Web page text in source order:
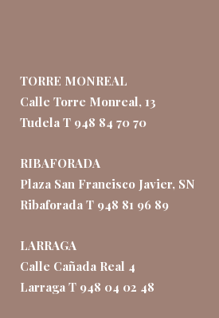
TORRE MONREAL
Calle Torre Monreal, 13
Tudela T 948 84 70 70
RIBAFORADA
Plaza San Francisco Javier, SN
Ribaforada T 948 81 96 89
LARRAGA
Calle Cañada Real 4
Larraga T 948 04 02 48